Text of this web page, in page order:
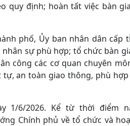
quy định; hoàn tất việc bàn
phố, Ủy ban nhân dân cấp
sự phù hợp; tổ chức bàn
công các cơ quan chuyên
an toàn giao thông, phù
1/6/2026. Kể từ thời điểm
Chính phủ về tổ chức và